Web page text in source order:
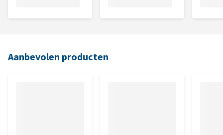
Aanbevolen producten